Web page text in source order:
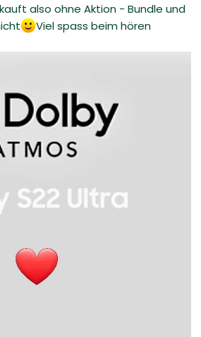
also ohne Aktion - Bundle und
Viel spass beim hören